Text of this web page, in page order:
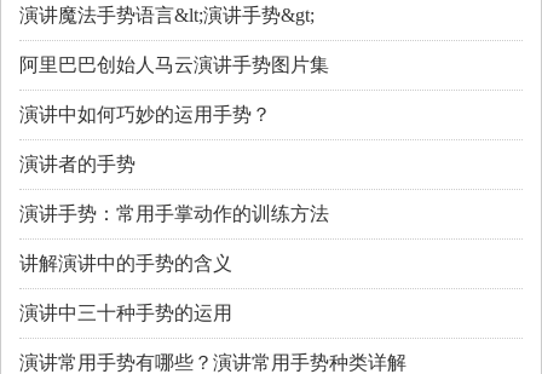
演讲魔法手势语言&lt;演讲手势&gt;
阿里巴巴创始人马云演讲手势图片集
演讲中如何巧妙的运用手势？
演讲者的手势
演讲手势：常用手掌动作的训练方法
讲解演讲中的手势的含义
演讲中三十种手势的运用
演讲常用手势有哪些？演讲常用手势种类详解